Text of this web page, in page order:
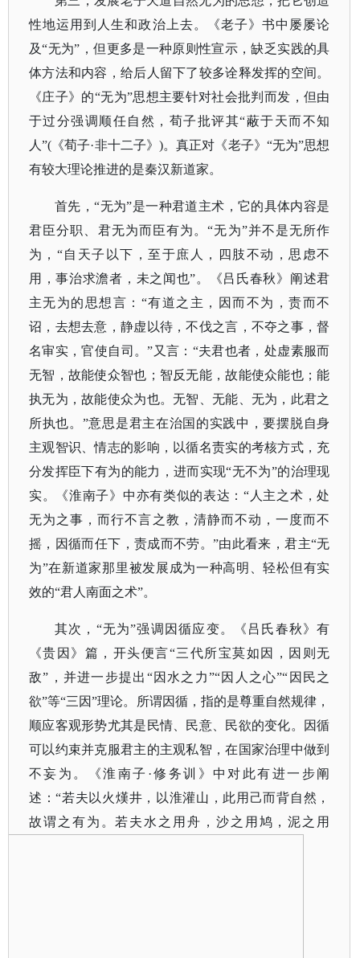
性地运用到人生和政治上去。《老子》书中屡屡论
及“无为”，但更多是一种原则性宣示，缺乏实践的具
体方法和内容，给后人留下了较多诠释发挥的空间。
《庄子》的“无为”思想主要针对社会批判而发，但由
于过分强调顺任自然，荀子批评其“蔽于天而不知
人”(《荀子·非十二子》)。真正对《老子》“无为”思想
有较大理论推进的是秦汉新道家。
首先，“无为”是一种君道主术，它的具体内容是
君臣分职、君无为而臣有为。“无为”并不是无所作
为，“自天子以下，至于庶人，四肢不动，思虑不
用，事治求澹者，未之闻也”。《吕氏春秋》阐述君
主无为的思想言：“有道之主，因而不为，责而不
诏，去想去意，静虚以待，不伐之言，不夺之事，督
名审实，官使自司。”又言：“夫君也者，处虚素服而
无智，故能使众智也；智反无能，故能使众能也；能
执无为，故能使众为也。无智、无能、无为，此君之
所执也。”意思是君主在治国的实践中，要摆脱自身
主观智识、情志的影响，以循名责实的考核方式，充
分发挥臣下有为的能力，进而实现“无不为”的治理现
实。《淮南子》中亦有类似的表达：“人主之术，处
无为之事，而行不言之教，清静而不动，一度而不
摇，因循而任下，责成而不劳。”由此看来，君主“无
为”在新道家那里被发展成为一种高明、轻松但有实
效的“君人南面之术”。
其次， “无为”强调因循应变。《吕氏春秋》有
《贵因》篇，开头便言“三代所宝莫如因，因则无
敌”，并进一步提出“因水之力”“因人之心”“因民之
欲”等“三因”理论。所谓因循，指的是尊重自然规律，
顺应客观形势尤其是民情、民意、民欲的变化。因循
可以约束并克服君主的主观私智，在国家治理中做到
不妄为。《淮南子·修务训》中对此有进一步阐
述：“若夫以火熯井，以淮灌山，此用己而背自然，
故谓之有为。若夫水之用舟，沙之用鸠，泥之用